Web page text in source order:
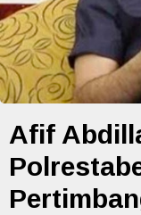
Afif